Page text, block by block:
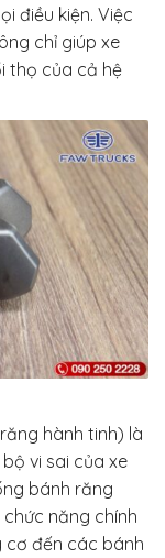
điều kiện. Việc
chỉ giúp xe
thọ của cả hệ
hành tinh) là
vi sai của xe
bánh răng
năng chính
cơ đến các bánh